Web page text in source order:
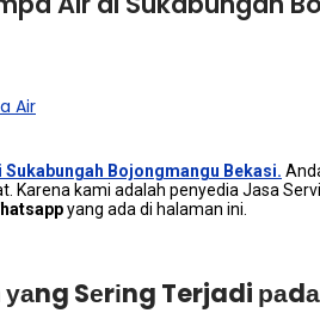
Air
Bojongmangu Bekasi.
Kаrеnа kаmі аdаlаh penyedia Jasa
уаng аdа dі halaman ini.
Sеrіng Terjadi